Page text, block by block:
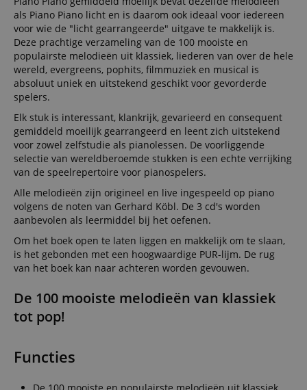
als Piano Piano licht en is daarom ook ideaal voor iedereen
voor wie de "licht gearrangeerde" uitgave te makkelijk is.
Deze prachtige verzameling van de 100 mooiste en
populairste melodieën uit klassiek, liederen van over de hele
wereld, evergreens, pophits, filmmuziek en musical is
absoluut uniek en uitstekend geschikt voor gevorderde
spelers.
Elk stuk is interessant, klankrijk, gevarieerd en consequent
gemiddeld moeilijk gearrangeerd en leent zich uitstekend
voor zowel zelfstudie als pianolessen. De voorliggende
selectie van wereldberoemde stukken is een echte verrijking
van de speelrepertoire voor pianospelers.
Alle melodieën zijn origineel en live ingespeeld op piano
volgens de noten van Gerhard Köbl. De 3 cd's worden
aanbevolen als leermiddel bij het oefenen.
Om het boek open te laten liggen en makkelijk om te slaan,
is het gebonden met een hoogwaardige PUR-lijm. De rug
van het boek kan naar achteren worden gevouwen.
De 100 mooiste melodieën van klassiek
tot pop!
Functies